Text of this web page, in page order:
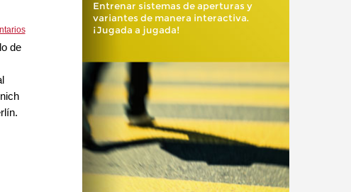
de
Entrenar sistemas de aperturas y
variantes de manera interactiva.
¡Jugada a jugada!